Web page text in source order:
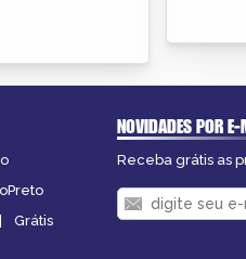
| Grátis
NOVIDADES POR E-
Receba grátis as